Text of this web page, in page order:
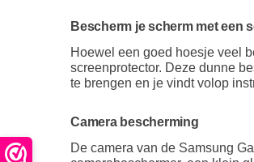
Bescherm je scherm met een
Hoewel een goed hoesje veel
screenprotector. Deze dunne
te brengen en je vindt volop
Camera bescherming
De camera van de Samsung